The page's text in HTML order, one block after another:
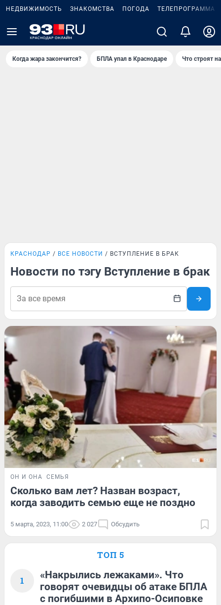
НЕДВИЖИМОСТЬ ЗНАКОМСТВА ПОГОДА ТЕЛЕПРОГРАММА
Когда жара закончится? БПЛА упал в Краснодаре Что строят
КРАСНОДАР ВСЕ НОВОСТИ ВСТУПЛЕНИЕ В БРАК
Новости по тэгу Вступление в брак
ОН И ОНА СЕМЬЯ
Сколько вам лет? Назван возраст,
когда заводить семью еще не поздно
5 марта, 2023, 11:00 2 027 Обсудить
ТОП 5
1
«Накрылись лежаками». Что
говорят очевидцы об атаке БПЛА
с погибшими в Архипо-Осиповке